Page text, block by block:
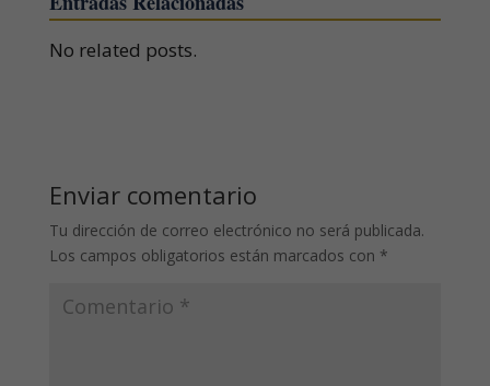
No related posts.
Enviar comentario
Tu dirección de correo electrónico no será publicada.
Los campos obligatorios están marcados con *